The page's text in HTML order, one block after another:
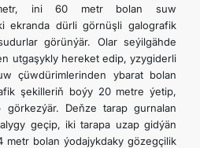
ini 60 metr bolan suw
ekranda dürli görnüşli galografik
görünýär. Olar seýilgähde
utgaşykly hereket edip, yzygiderli
çüwdürimlerinden ybarat bolan
şekilleriň boýy 20 metre ýetip,
Deňze tarap gurnalan
geçip, iki tarapa uzap gidýän
metr bolan ýodajykdaky gözegçilik